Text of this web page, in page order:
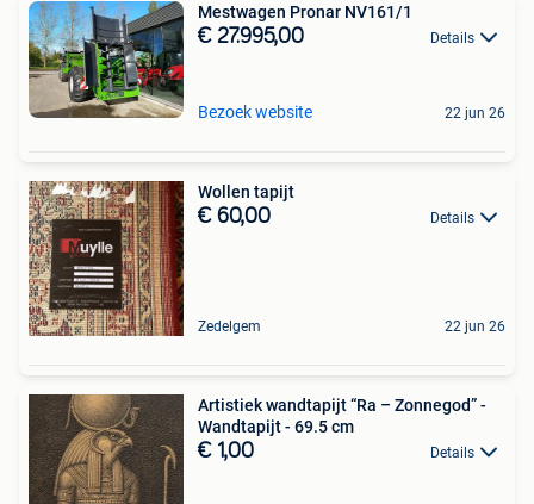
Mestwagen Pronar NV161/1
€ 27.995,00 Details
Bezoek website 22 jun 26
Wollen tapijt
€ 60,00 Details
Zedelgem 22 jun 26
Artistiek wandtapijt “Ra – Zonnegod” -
Wandtapijt - 69.5 cm
€ 1,00 Details